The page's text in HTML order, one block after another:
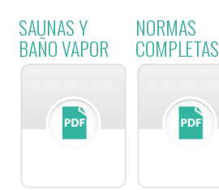
SAUNAS Y
BAÑO VAPOR
NORMAS
COMPLETAS